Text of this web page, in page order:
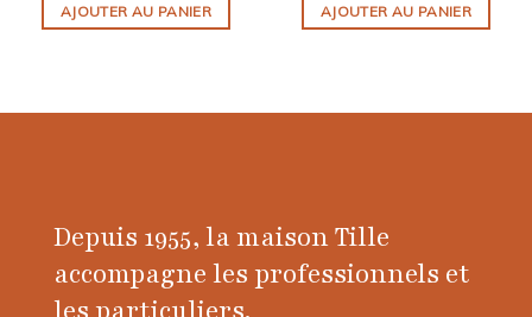
AJOUTER AU PANIER AJOUTER AU PANIER
Depuis 1955, la maison Tille
accompagne les professionnels et